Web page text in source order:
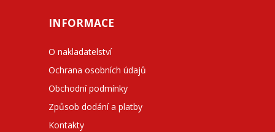
INFORMACE
O nakladatelství
Ochrana osobních údajů
Obchodní podmínky
Způsob dodání a platby
Kontakty